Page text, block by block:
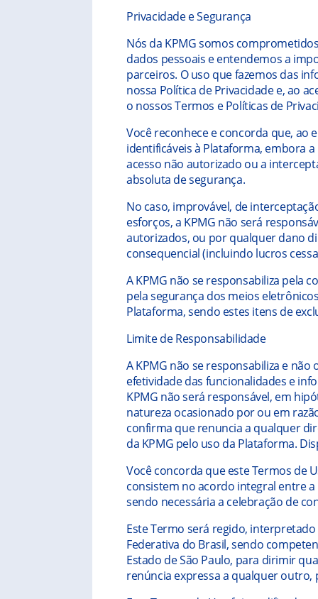
Privacidade e Segurança
Nós da KPMG somos
dados pessoais e entendemos a
parceiros. O uso que fazemos das
nossa Política de Privacidade e, ao
o nossos Termos e Políticas de
Você reconhece e concorda que, ao
identificáveis à Plataforma, embora
acesso não autorizado ou a
absoluta de segurança.
No caso, improvável, de
esforços, a KPMG não será
autorizados, ou por qualquer dano
consequencial (incluindo lucros
A KPMG não se responsabiliza pela
pela segurança dos meios
Plataforma, sendo estes itens de
Limite de Responsabilidade
A KPMG não se responsabiliza e
efetividade das funcionalidades e
KPMG não será responsável, em
natureza ocasionado por ou em
confirma que renuncia a qualquer
da KPMG pelo uso da Plataforma.
Você concorda que este Termos de
consistem no acordo integral entre
sendo necessária a celebração de
Este Termo será regido,
Federativa do Brasil, sendo
Estado de São Paulo, para dirimir
renúncia expressa a qualquer outro,